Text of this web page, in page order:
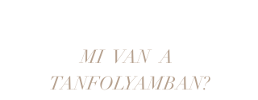
MI VAN A
TANFOLYAMBAN?